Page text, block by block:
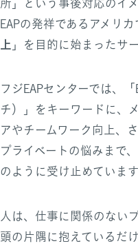
所」という事後対応のイ
EAPの発祥であるアメリ
上 」を目的に始まったサ
フジEAPセンターでは、
チ）」をキーワードに、
アやチームワーク向上、
プライベートの悩みまで
のように受け止めています
人は、仕事に関係のない
頭の片隅に抱えているだ